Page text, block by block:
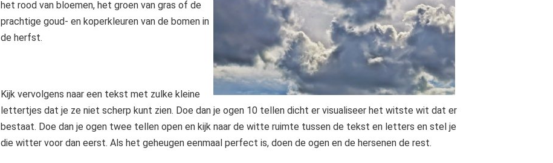
het rood van bloemen, het groen van gras of de
prachtige goud- en koperkleuren van de bomen in
de herfst.
Kijk vervolgens naar een tekst met zulke kleine
lettertjes dat je ze niet scherp kunt zien. Doe dan je ogen 10 tellen dicht er visualiseer het witste wit dat er
bestaat. Doe dan je ogen twee tellen open en kijk naar de witte ruimte tussen de tekst en letters en stel je
die witter voor dan eerst. Als het geheugen eenmaal perfect is, doen de ogen en de hersenen de rest.